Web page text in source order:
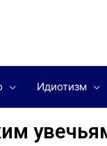
Идиотизм